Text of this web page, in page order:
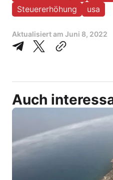
Steuererhöhung
usa
Aktualisiert am Juni 8, 2022
Auch